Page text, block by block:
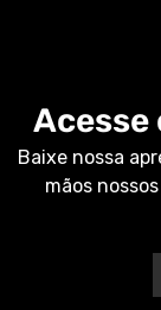
Baixe nossa
mãos